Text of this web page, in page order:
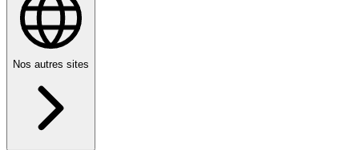
Nos autres sites